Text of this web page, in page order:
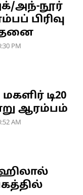
அந்-நூர்
பிரிவு
PM
டி20
ஆரம்பம்
AM
ஹிலால்